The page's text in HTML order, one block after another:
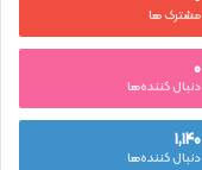
مشترک ها
۰
دنبال کننده‌ها
۱,۱۴۰
دنبال کننده‌ها